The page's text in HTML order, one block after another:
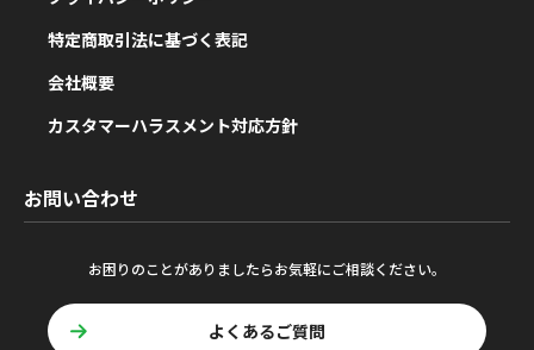
特定商取引法に基づく表記
会社概要
カスタマーハラスメント対応方針
お問い合わせ
お困りのことがありましたらお気軽にご相談ください。
よくあるご質問